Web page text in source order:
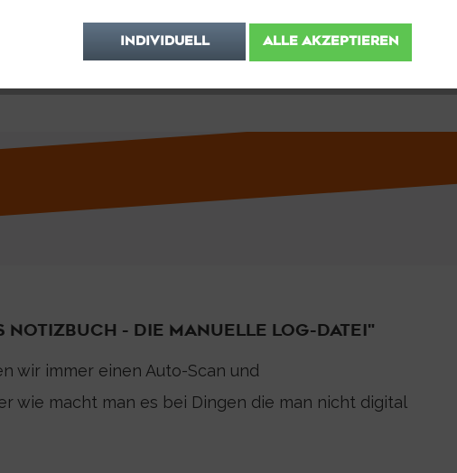
INDIVIDUELL ALLE AKZEPTIEREN
NOTIZBUCH - DIE MANUELLE LOG-DATEI"
wir immer einen Auto-Scan und
wie macht man es bei Dingen die man nicht digital